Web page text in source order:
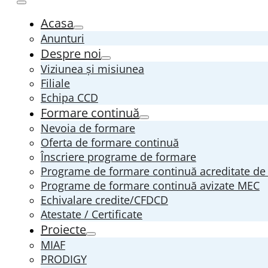
Acasa
Anunturi
Despre noi
Viziunea și misiunea
Filiale
Echipa CCD
Formare continuă
Nevoia de formare
Oferta de formare continuă
Înscriere programe de formare
Programe de formare continuă acreditate de
Programe de formare continuă avizate MEC
Echivalare credite/CFDCD
Atestate / Certificate
Proiecte
MIAF
PRODIGY